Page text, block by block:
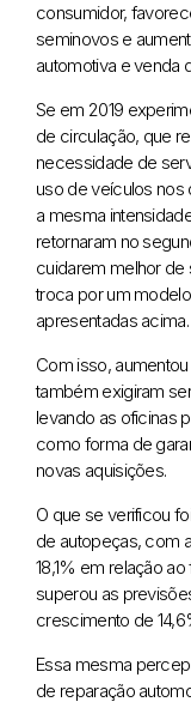
consumidor,
seminovos e
automotiva e venda
Se em 2019
de circulação, que
necessidade de
uso de veículos nos
a mesma
retornaram no
cuidarem melhor
troca por um
apresentadas acima.
Com isso,
também exigiram
levando as oficinas
como forma de
novas aquisições.
O que se verificou
de autopeças, com
18,1% em relação
superou as
crescimento de
Essa mesma
de reparação